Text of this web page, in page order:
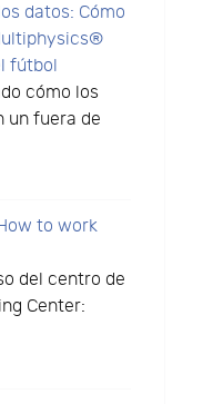
datos: Cómo
fútbol
cómo los
un fuera de
to work
del centro de
Center: